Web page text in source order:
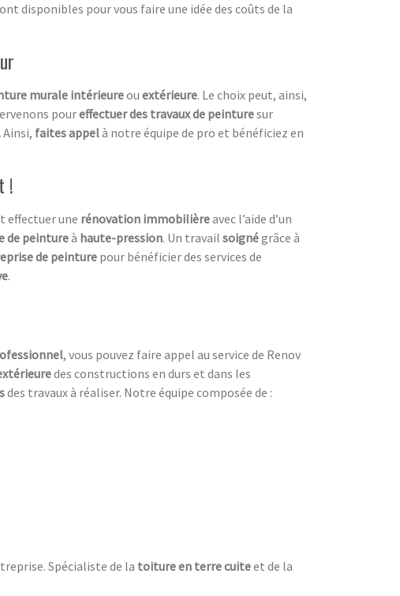
disponibles pour vous faire une idée des coûts de la
murale intérieureou extérieure. Le choix peut, ainsi,
poureffectuer des travaux de peinturesur
Ainsi, faites appelà notre équipe de pro et bénéficiez en
!
effectuer une rénovation immobilièreavec l’aide d’un
de peintureà haute-pression. Un travail soignégrâce à
de peinture pour bénéficier des services de
.
, vous pouvez faire appel au service de Renov
des constructions en durs et dans les
des travaux à réaliser. Notre équipe composée de :
Spécialiste de la toiture en terre cuiteet de la